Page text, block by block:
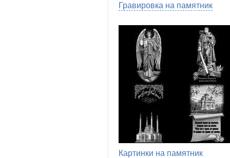
Гравировка на памятник
Картинки на памятник